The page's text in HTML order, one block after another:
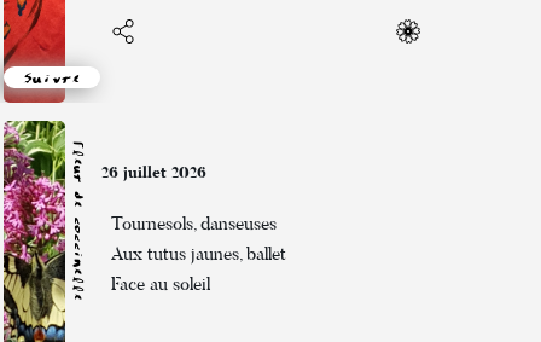
Suivre
Fleur de coccinelle 26 juillet 2026
Tournesols, danseuses
Aux tutus jaunes, ballet
Face au soleil